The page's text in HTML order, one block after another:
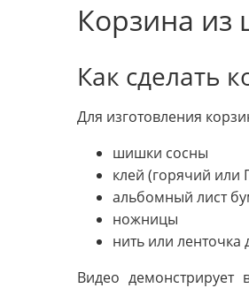
Корзина
Как сделать
Для изготовления
шишки сосны
клей (горячий или
альбомный лист
ножницы
нить или ленточка
Видео